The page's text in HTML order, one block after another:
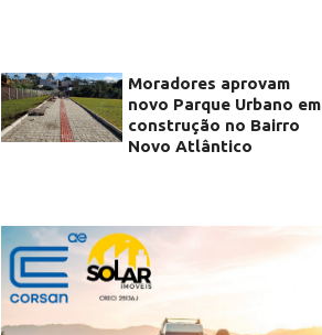
Moradores aprovam
novo Parque Urbano em
construção no Bairro
Novo Atlântico